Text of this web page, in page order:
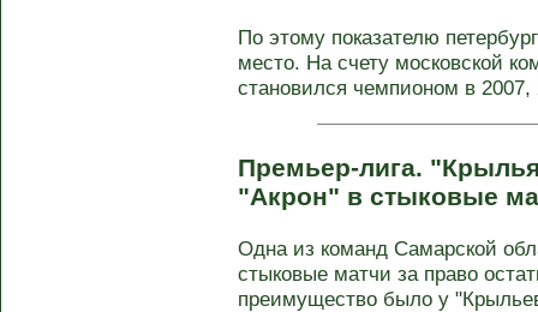
По этому показателю
место. На счету московской
становился чемпионом в 2007,
Премьер-лига.
"Акрон" в стыковые
Одна из команд Самарской
стыковые матчи за право
преимущество было у